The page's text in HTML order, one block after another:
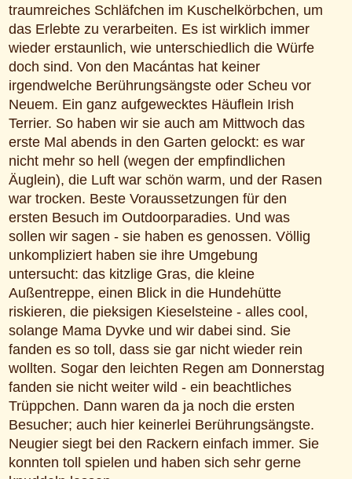
traumreiches Schläfchen im Kuschelkörbchen, um
das Erlebte zu verarbeiten. Es ist wirklich immer
wieder erstaunlich, wie unterschiedlich die Würfe
doch sind. Von den Macántas hat keiner
irgendwelche Berührungsängste oder Scheu vor
Neuem. Ein ganz aufgewecktes Häuflein Irish
Terrier. So haben wir sie auch am Mittwoch das
erste Mal abends in den Garten gelockt: es war
nicht mehr so hell (wegen der empfindlichen
Äuglein), die Luft war schön warm, und der Rasen
war trocken. Beste Voraussetzungen für den
ersten Besuch im Outdoorparadies. Und was
sollen wir sagen - sie haben es genossen. Völlig
unkompliziert haben sie ihre Umgebung
untersucht: das kitzlige Gras, die kleine
Außentreppe, einen Blick in die Hundehütte
riskieren, die pieksigen Kieselsteine - alles cool,
solange Mama Dyvke und wir dabei sind. Sie
fanden es so toll, dass sie gar nicht wieder rein
wollten. Sogar den leichten Regen am Donnerstag
fanden sie nicht weiter wild - ein beachtliches
Trüppchen. Dann waren da ja noch die ersten
Besucher; auch hier keinerlei Berührungsängste.
Neugier siegt bei den Rackern einfach immer. Sie
konnten toll spielen und haben sich sehr gerne